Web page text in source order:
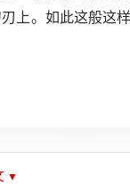
上。如此这般这